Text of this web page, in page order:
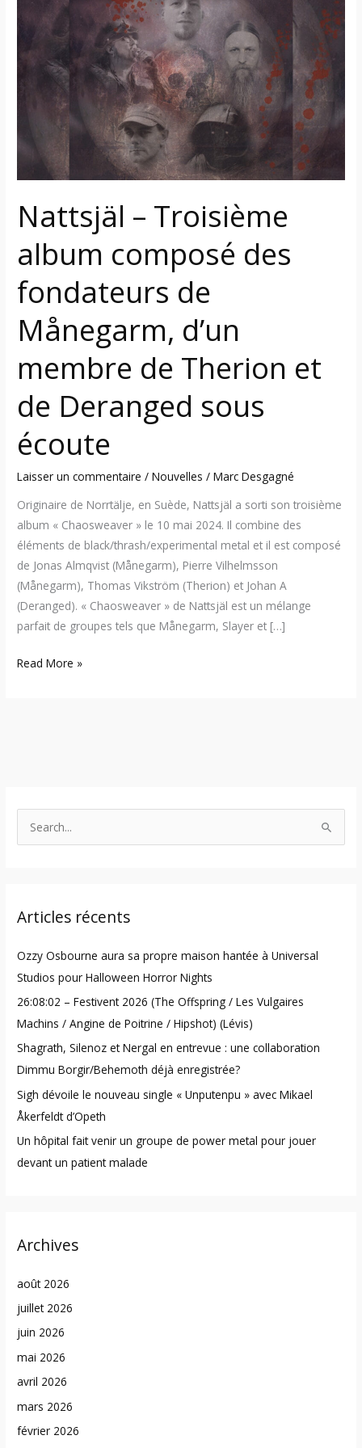
Nattsjäl – Troisième
album composé des
fondateurs de
Månegarm, d’un
membre de Therion et
de Deranged sous
écoute
Laisser un commentaire /Nouvelles /Marc Desgagné
Originaire de Norrtälje, en Suède, Nattsjäl a sorti son troisième
album « Chaosweaver » le 10 mai 2024. Il combine des
éléments de black/thrash/experimental metal et il est composé
de Jonas Almqvist (Månegarm), Pierre Vilhelmsson
(Månegarm), Thomas Vikström (Therion) et Johan A
(Deranged). « Chaosweaver » de Nattsjäl est un mélange
parfait de groupes tels que Månegarm, Slayer et […]
Troisième
album
composé
fondateurs
Månegarm,
d’un
de
Therion
et
de
Deranged
sous
écoute
Read More »
c
f
o
r
:
Articles récents
Ozzy Osbourne aura sa propre maison hantée à Universal
Studios pour Halloween Horror Nights
26:08:02 – Festivent 2026 (The Offspring / Les Vulgaires
Machins / Angine de Poitrine / Hipshot) (Lévis)
Shagrath, Silenoz et Nergal en entrevue : une collaboration
Dimmu Borgir/Behemoth déjà enregistrée?
Sigh dévoile le nouveau single « Unputenpu » avec Mikael
Åkerfeldt d’Opeth
Un hôpital fait venir un groupe de power metal pour jouer
devant un patient malade
Archives
août 2026
juillet 2026
juin 2026
mai 2026
avril 2026
mars 2026
février 2026